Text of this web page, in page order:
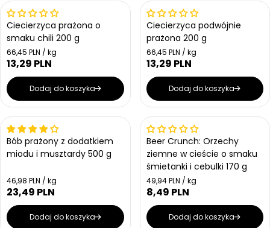
Ciecierzyca prażona o
smaku chili 200 g
Cena jednostkowa
66,45 PLN / kg
Cena regularna
13,29 PLN
Dodaj do koszyka
Ciecierzyca podwójnie
prażona 200 g
Cena jednostkowa
66,45 PLN / kg
Cena regularna
13,29 PLN
Dodaj do koszyka
Bób prażony z dodatkiem
miodu i musztardy 500 g
Cena jednostkowa
46,98 PLN / kg
Cena regularna
23,49 PLN
Dodaj do koszyka
Beer Crunch: Orzechy
ziemne w cieście o smaku
śmietanki i cebulki 170 g
Cena jednostkowa
49,94 PLN / kg
Cena regularna
8,49 PLN
Dodaj do koszyka